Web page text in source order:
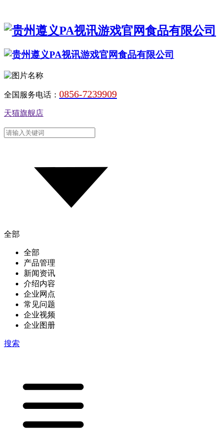
全国服务电话： 0856-7239909
天猫旗舰店
全部
全部
产品管理
新闻资讯
介绍内容
企业网点
常见问题
企业视频
企业图册
搜索